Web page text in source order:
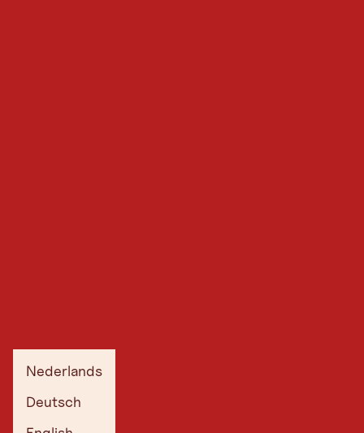
Nederlands
Deutsch